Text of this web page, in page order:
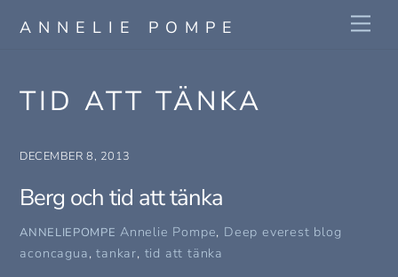
ANNELIE POMPE
TID ATT TÄNKA
DECEMBER 8, 2013
Berg och tid att tänka
ANNELIEPOMPE Annelie Pompe, Deep everest blog
aconcagua,tankar, tid att tänka